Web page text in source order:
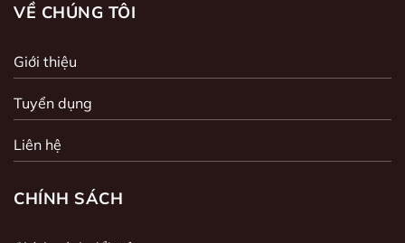
VỀ CHÚNG TÔI
Giới thiệu
Tuyển dụng
Liên hệ
CHÍNH SÁCH